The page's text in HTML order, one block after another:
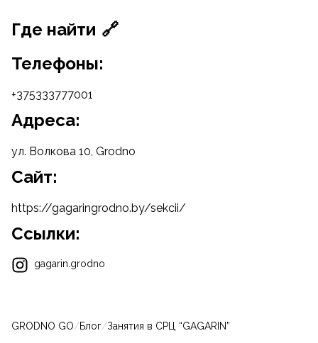
Где найти 🔗
Телефоны:
+375333777001
Адреса:
ул. Волкова 10, Grodno
Cайт:
https://gagaringrodno.by/sekcii/
Ссылки:
gagarin.grodno
GRODNO GO/Блог/Занятия в СРЦ “GAGARIN”